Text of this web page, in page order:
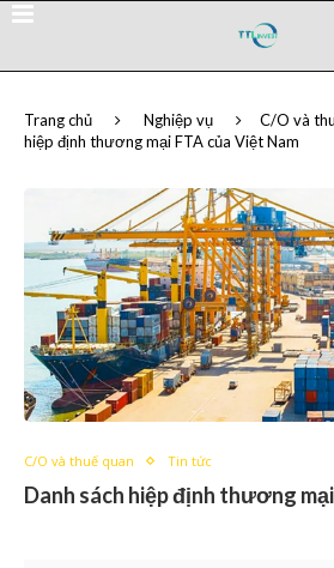
Trang chủ Nghiệp vụ C/O và
hiệp định thương mại FTA của Việt Nam
C/O và thuế quan Tin tức
Danh sách hiệp định thương